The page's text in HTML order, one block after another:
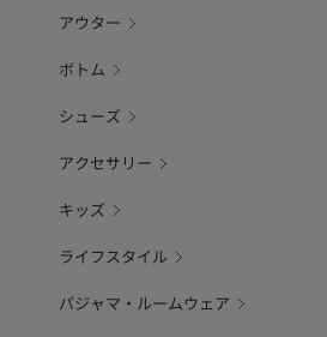
アウター
ボトム
シューズ
アクセサリー
キッズ
ライフスタイル
パジャマ・ルームウェア